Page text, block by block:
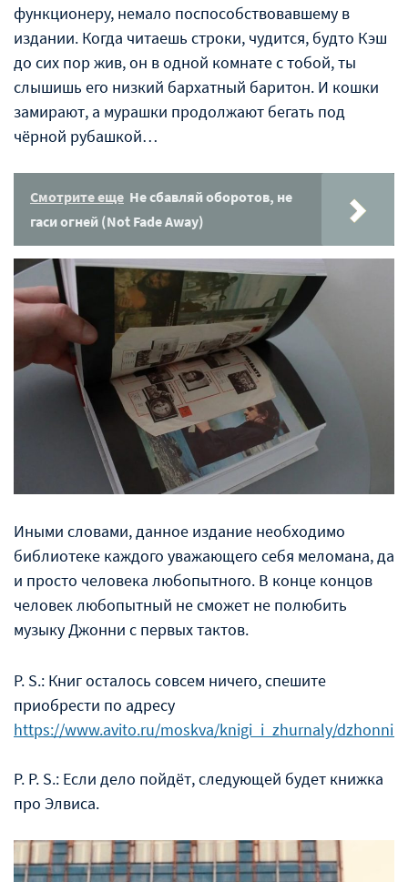
функционеру, немало поспособствовавшему в
издании. Когда читаешь строки, чудится, будто Кэш
до сих пор жив, он в одной комнате с тобой, ты
слышишь его низкий бархатный баритон. И кошки
замирают, а мурашки продолжают бегать под
чёрной рубашкой…
Смотрите еще Не сбавляй оборотов, не
гаси огней (Not Fade Away)
Иными словами, данное издание необходимо
библиотеке каждого уважающего себя меломана, да
и просто человека любопытного. В конце концов
человек любопытный не сможет не полюбить
музыку Джонни с первых тактов.
P. S.: Книг осталось совсем ничего, спешите
приобрести по адресу
https://www.avito.ru/moskva/knigi_i_zhurnaly/
P. P. S.: Если дело пойдёт, следующей будет книжка
про Элвиса.